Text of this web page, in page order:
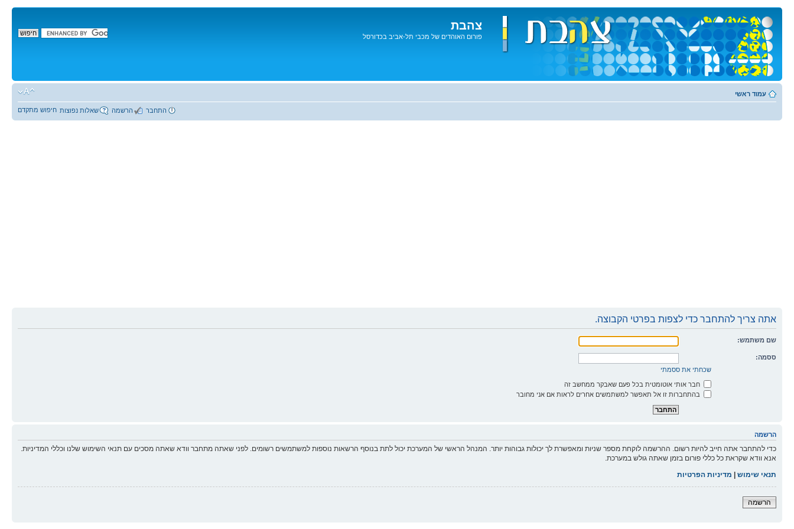
צהבת
פורום האוהדים של מכבי תל-אביב בכדורסל
עמוד ראשי
חיפוש מתקדם שאלות נפוצות הרשמה התחבר
אתה צריך להתחבר כדי לצפות בפרטי הקבוצה.
שם משתמש:
ססמה:
שכחתי את ססמתי
חבר אותי אוטומטית בכל פעם שאבקר ממחשב זה
בהתחברות זו אל תאפשר למשתמשים אחרים לראות אם אני מחובר
הרשמה
כדי להתחבר אתה חייב להיות רשום. ההרשמה לוקחת מספר שניות ומאפשרת לך יכולות גבוהות יותר. המנהל הראשי של המערכת יכול לתת בנוסף הרשאות נוספות למשתמשים רשומים. לפני שאתה מתחבר וודא שאתה מסכים עם תנאי השימוש שלנו וכללי המדיניות.
אנא וודא שקראת כל כללי פורום בזמן שאתה גולש במערכת.
תנאי שימוש | מדיניות הפרטיות
הרשמה